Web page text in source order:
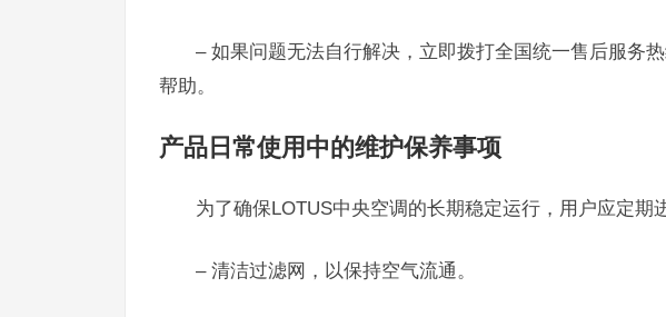
– 如果问题无法自行解决，立即拨打全国统一售后服务
帮助。
产品日常使用中的维护保养事项
为了确保LOTUS中央空调的长期稳定运行，用户应定期
– 清洁过滤网，以保持空气流通。